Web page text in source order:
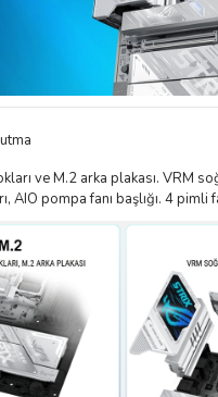
ve M.2 arka plakası. VRM
AIO pompa fanı başlığı. 4 pimli